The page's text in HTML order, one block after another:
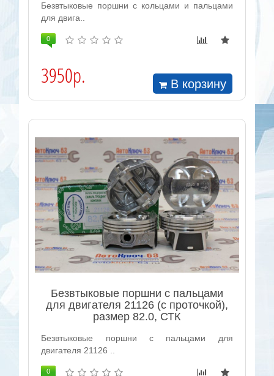
Безвтыковые поршни с кольцами и пальцами
для двига..
0
3950р. В корзину
Безвтыковые поршни с пальцами
для двигателя 21126 (с проточкой),
размер 82.0, СТК
Безвтыковые поршни с пальцами для
двигателя 21126 ..
0